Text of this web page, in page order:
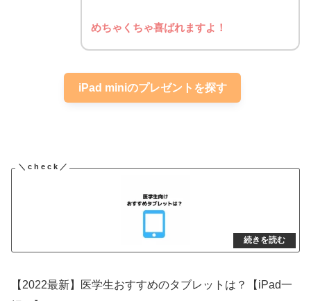
めちゃくちゃ喜ばれますよ！
iPad miniのプレゼントを探す
【2022最新】医学生おすすめのタブレットは？【iPad一